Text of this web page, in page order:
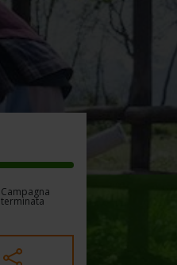
Campagna
terminata